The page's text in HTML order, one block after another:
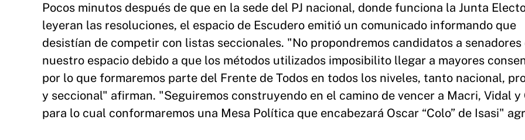
Pocos minutos después de que en la sede del PJ nacional, donde funciona la Junta
leyeran las resoluciones, el espacio de Escudero emitió un comunicado informando que
desistían de competir con listas seccionales. "No propondremos candidatos a senadores
nuestro espacio debido a que los métodos utilizados imposibilito llegar a mayores
por lo que formaremos parte del Frente de Todos en todos los niveles, tanto nacional,
y seccional" afirman. "Seguiremos construyendo en el camino de vencer a Macri, Vidal y
para lo cual conformaremos una Mesa Política que encabezará Oscar “Colo” de Isasi"